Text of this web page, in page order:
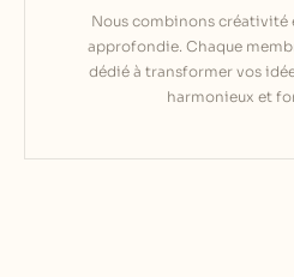
Nous combinons
approfondie. Chaque
dédié à transformer vos
harmonieux et